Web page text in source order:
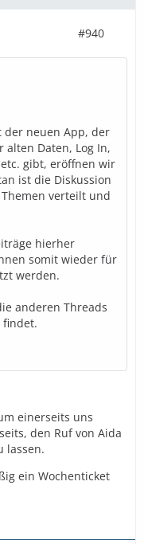
#940
der neuen App, der
Daten, Log In,
gibt, eröffnen wir
ist die Diskussion
verteilt und
hierher
somit wieder für
werden.
anderen Threads
findet.
einerseits uns
den Ruf von Aida
lassen.
ein Wochenticket